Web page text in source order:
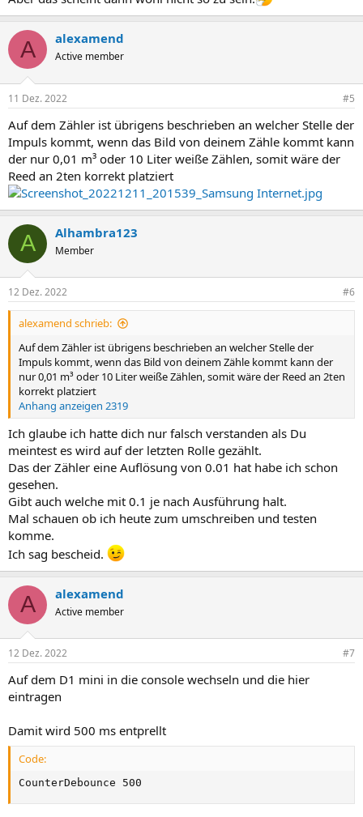
A alexamend
Active member
11 Dez. 2022 #5
Auf dem Zähler ist übrigens beschrieben an welcher Stelle der
Impuls kommt, wenn das Bild von deinem Zähle kommt kann
der nur 0,01 m³ oder 10 Liter weiße Zählen, somit wäre der
Reed an 2ten korrekt platziert
A Alhambra123
Member
12 Dez. 2022 #6
alexamend schrieb:
Auf dem Zähler ist übrigens beschrieben an welcher Stelle der
Impuls kommt, wenn das Bild von deinem Zähle kommt kann der
nur 0,01 m³ oder 10 Liter weiße Zählen, somit wäre der Reed an 2ten
korrekt platziert
Anhang anzeigen 2319
Ich glaube ich hatte dich nur falsch verstanden als Du
meintest es wird auf der letzten Rolle gezählt.
Das der Zähler eine Auflösung von 0.01 hat habe ich schon
gesehen.
Gibt auch welche mit 0.1 je nach Ausführung halt.
Mal schauen ob ich heute zum umschreiben und testen
komme.
Ich sag bescheid.
A alexamend
Active member
12 Dez. 2022 #7
Auf dem D1 mini in die console wechseln und die hier
eintragen
Damit wird 500 ms entprellt
Code:
CounterDebounce 500